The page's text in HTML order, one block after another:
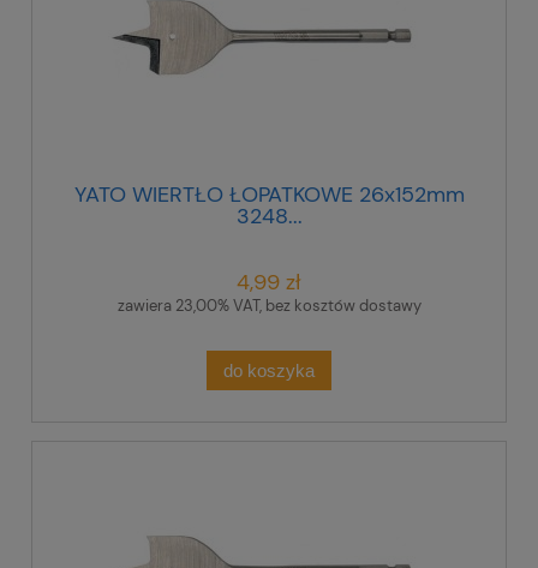
YATO WIERTŁO ŁOPATKOWE 26x152mm
3248...
4,99 zł
zawiera 23,00% VAT, bez kosztów dostawy
do koszyka